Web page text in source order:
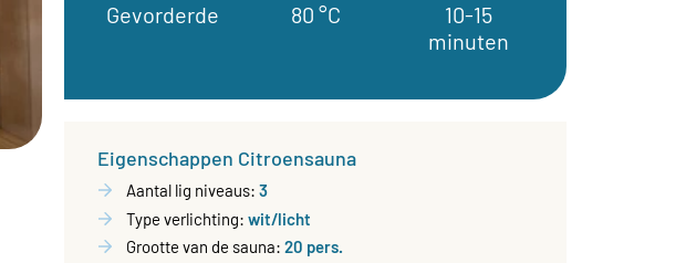
Gevorderde 80 °C
10-15
minuten
Eigenschappen Citroensauna
Aantal lig niveaus:3
Type verlichting:wit/licht
Grootte van de sauna:20 pers.